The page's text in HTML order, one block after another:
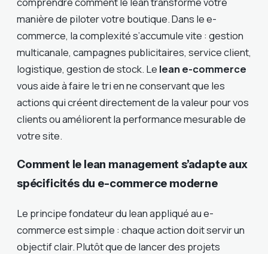
manière de piloter votre boutique. Dans le e-
commerce, la complexité s’accumule vite : gestion
multicanale, campagnes publicitaires, service client,
logistique, gestion de stock. Le lean e-commerce
vous aide à faire le tri en ne conservant que les
actions qui créent directement de la valeur pour vos
clients ou améliorent la performance mesurable de
votre site.
Comment le lean management s’adapte aux
spécificités du e-commerce moderne
Le principe fondateur du lean appliqué au e-
commerce est simple : chaque action doit servir un
objectif clair. Plutôt que de lancer des projets